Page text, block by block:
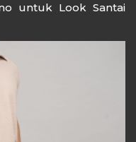
untuk Look Santai